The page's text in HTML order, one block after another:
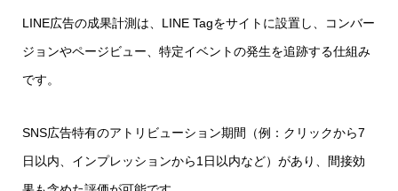
LINE広告の成果計測は、LINE Tagをサイトに設置し、コンバー
ジョンやページビュー、特定イベントの発生を追跡する仕組み
です。
SNS広告特有のアトリビューション期間（例：クリックから7
日以内、インプレッションから1日以内など）があり、間接効